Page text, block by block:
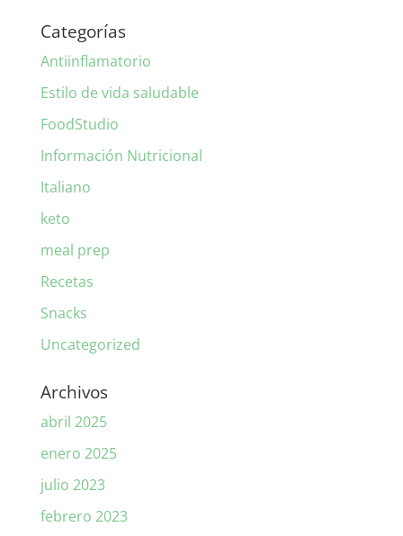
Categorías
Antiinflamatorio
Estilo de vida saludable
FoodStudio
Información Nutricional
Italiano
keto
meal prep
Recetas
Snacks
Uncategorized
Archivos
abril 2025
enero 2025
julio 2023
febrero 2023